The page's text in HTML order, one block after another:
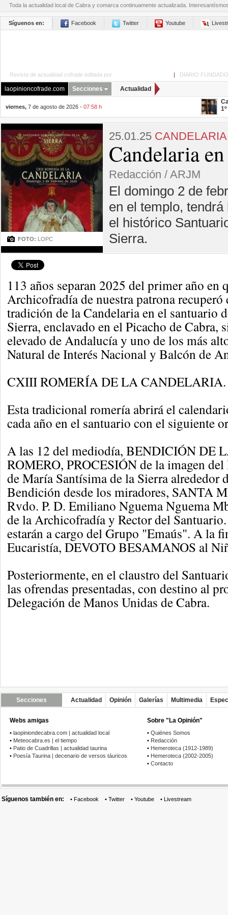
Toda la actualidad local de Cabra y comarca continuamente actualizada.
Síguenos en: Facebook Twitter Youtube
Revista de actualidad cofrade editada por | DIARIO
laopinioncofrade.com Secciones Actualidad
viernes, 7 de agosto de 2026 - 07:58 h
FOTO: LOPC
25.01.25 CANDELARIA
Candelaria
Redacción / ARJM
El domingo 2 de
en el templo,
el histórico
Sierra.
113 años separan 2025 del primer año en
Archicofradía de nuestra patrona recuperó
tradición de la Candelaria en el santuario
Sierra, enclavado en el Picacho de Cabra,
elevado de Andalucía y uno de los más
Natural de Interés Nacional y Balcón de
CXIII ROMERÍA DE LA CANDELARIA.
Esta tradicional romería abrirá el
cada año en el santuario con el siguiente
A las 12 del mediodía, BENDICIÓN DE
ROMERO, PROCESIÓN de la imagen
de María Santísima de la Sierra alrededor
Bendición desde los miradores, SANTA
Rvdo. P. D. Emiliano Nguema Nguema
de la Archicofradía y Rector del
estarán a cargo del Grupo "Emaús". A la
Eucaristía, DEVOTO BESAMANOS al
Posteriormente, en el claustro del
las ofrendas presentadas, con destino al
Delegación de Manos Unidas de Cabra.
Secciones Actualidad Opinión Galerías Multimedia
Webs amigas
• laopiniondecabra.com | actualidad local
• Meteocabra.es | el tiempo
• Patio de Cuadrillas | actualidad taurina
• Poesía Taurina | decenario de versos táuricos
Sobre "La Opinión"
• Quiénes Somos
• Redacción
• Hemeroteca (1912-1989)
• Hemeroteca (2002-2005)
• Contacto
Síguenos también en: • Facebook • Twitter • Youtube • Livestream